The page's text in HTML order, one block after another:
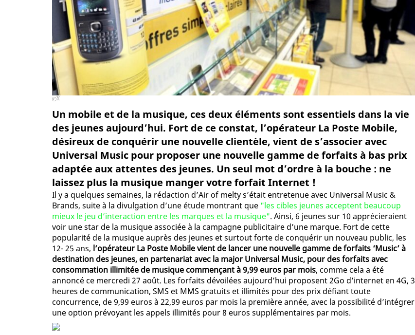
X
Un mobile et de la musique, ces deux éléments sont essentiels dans la vie
des jeunes aujourd’hui. Fort de ce constat, l’opérateur La Poste Mobile,
désireux de conquérir une nouvelle clientèle, vient de s’associer avec
Universal Music pour proposer une nouvelle gamme de forfaits à bas prix
adaptée aux attentes des jeunes. Un seul mot d’ordre à la bouche : ne
laissez plus la musique manger votre forfait Internet !
Il y a quelques semaines, la rédaction d’Air of melty s’était entretenue avec Universal Music &
Brands, suite à la divulgation d’une étude montrant que "les cibles jeunes acceptent beaucoup
mieux le jeu d’interaction entre les marques et la musique". Ainsi, 6 jeunes sur 10 apprécieraient
voir une star de la musique associée à la campagne publicitaire d’une marque. Fort de cette
popularité de la musique auprès des jeunes et surtout forte de conquérir un nouveau public, les
12- 25 ans, l’opérateur La Poste Mobile vient de lancer une nouvelle gamme de forfaits ‘Music’ à
destination des jeunes, en partenariat avec la major Universal Music, pour des forfaits avec
consommation illimitée de musique commençant à 9,99 euros par mois, comme cela a été
annoncé ce mercredi 27 août. Les forfaits dévoilées aujourd’hui proposent 2Go d’internet en 4G, 3
heures de communication, SMS et MMS gratuits et illimités pour des prix défiant toute
concurrence, de 9,99 euros à 22,99 euros par mois la première année, avec la possibilité d’intégrer
une option prévoyant les appels illimités pour 8 euros supplémentaires par mois.